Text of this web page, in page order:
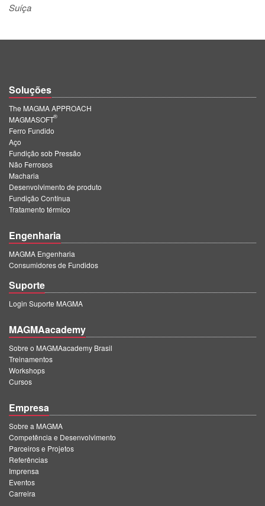
Suíça
Soluções
The MAGMA APPROACH
MAGMASOFT
®
Ferro Fundido
Aço
Fundição sob Pressão
Não Ferrosos
Macharia
Desenvolvimento de produto
Fundição Contínua
Tratamento térmico
Engenharia
MAGMA Engenharia
Consumidores de Fundidos
Suporte
Login Suporte MAGMA
MAGMAacademy
Sobre o MAGMAacademy Brasil
Treinamentos
Workshops
Cursos
Empresa
Sobre a MAGMA
Competência e Desenvolvimento
Parceiros e Projetos
Referências
Imprensa
Eventos
Carreira